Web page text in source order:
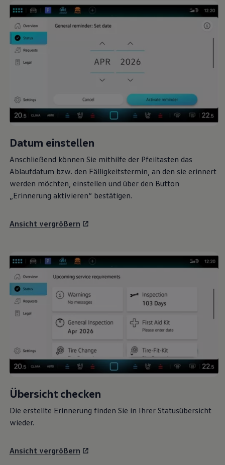
Datum einstellen
Anschließend können Sie mithilfe der Pfeiltasten das
Ablaufdatum bzw. den Fälligkeitstermin, an den sie erinnert
werden möchten, einstellen und über den Button
„Erinnerung aktivieren“ bestätigen.
Ansicht vergrößern
Übersicht checken
Die erstellte Erinnerung finden Sie in Ihrer Statusübersicht
wieder.
Ansicht vergrößern